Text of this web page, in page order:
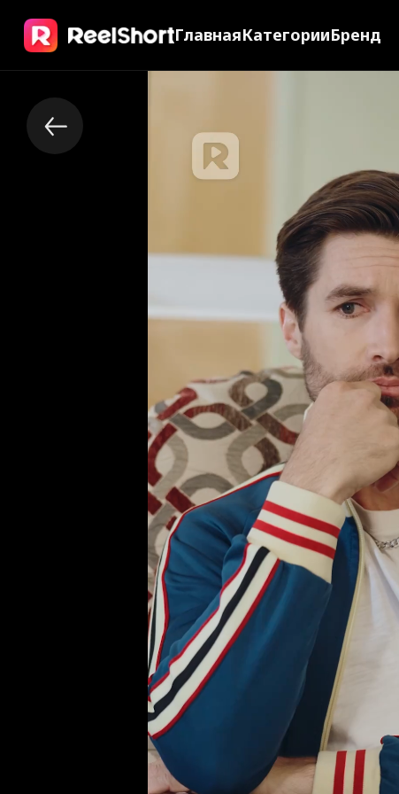
ГлавнаяКатегорииБренд
Я как будто